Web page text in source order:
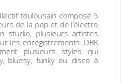
toulousain composé 5
de la pop et de l’électro
studio, plusieurs artistes
les enregistrements. DBK
plusieurs styles qui
bluesy, funky ou disco à